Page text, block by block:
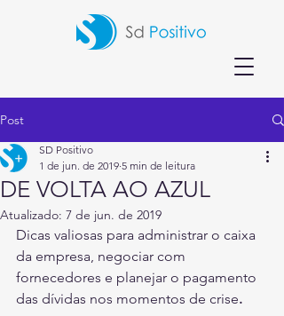
Post
DE VOLTA AO AZUL
SD Positivo
1 de jun. de 2019 5 min de leitura
Atualizado: 7 de jun. de 2019
Dicas valiosas para administrar o caixa
da empresa, negociar com
fornecedores e planejar o pagamento
das dívidas nos momentos de crise.